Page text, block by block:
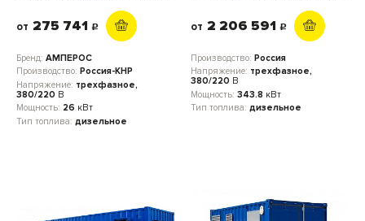
от 275 741 c
Бренд: АМПЕРОС
Производство: Россия-КНР
Напряжение: трехфазное,
380/220 В
Мощность: 26 кВт
Тип топлива: дизельное
от 2 206 591 c
Производство: Россия
Напряжение: трехфазное,
380/220 В
Мощность: 343.8 кВт
Тип топлива: дизельное